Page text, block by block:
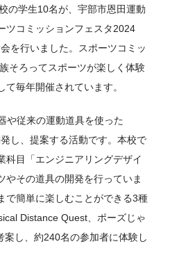
の学生10名が、宇部市恩田運動
ツコミッションフェスタ2024
を行いました。スポーツコミッ
そろってスポーツが楽しく体験
毎年開催されています。
や従来の運動道具を使った
し、提案する活動です。本校で
科目「エンジニアリングデザイ
やその道具の開発を行っていま
で簡単に楽しむことができる3種
Distance Quest、ポーズじゃ
案し、約240名の参加者に体験し